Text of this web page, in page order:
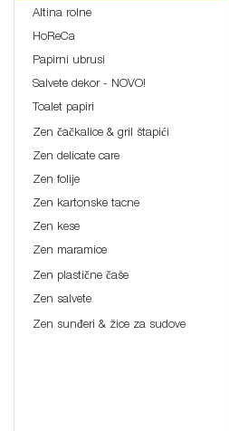
Altina rolne
HoReCa
Papirni ubrusi
Salvete dekor - NOVO!
Toalet papiri
Zen čačkalice & gril štapići
Zen delicate care
Zen folije
Zen kartonske tacne
Zen kese
Zen maramice
Zen plastične čaše
Zen salvete
Zen sunđeri & žice za sudove